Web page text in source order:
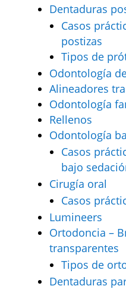
Dentaduras
Casos
postizas
Tipos de
Odontología
Alineadores
Odontología
Rellenos
Odontología
Casos
bajo
Cirugía oral
Casos
Lumineers
Ortodoncia –
transparentes
Tipos de
Dentaduras